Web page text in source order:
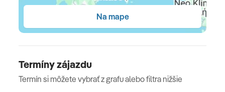
oddelené lôžka, výhľad na krajinku/záhradu, max. 3
Štandardná izba s čiastočným výhľadom na
more- 26 m2, manželská posteľ alebo 2 oddelené
lôžka, bočný výhľad na more, max. 3 osoby •Izba
Premium s výhľadom na more
posteľ alebo 2 oddelené lôžka, priamy výhľad na more,
balkón, max. 3 osoby
Na mape
Termíny zájazdu
Termín si môžete vybrať z grafu alebo filtra nižšie